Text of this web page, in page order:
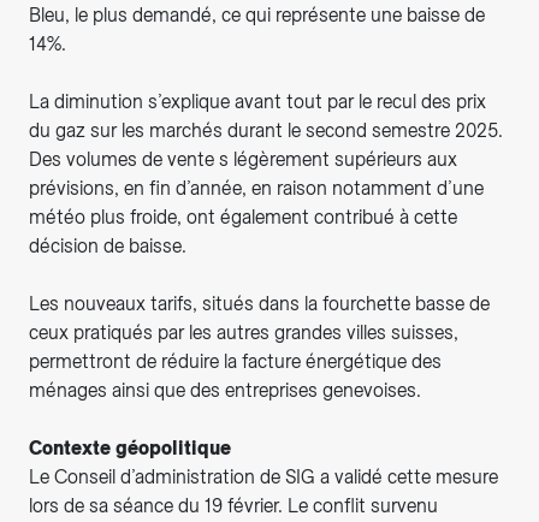
Bleu, le plus demandé, ce qui représente une baisse de
14%.
La diminution s’explique avant tout par le recul des prix
du gaz sur les marchés durant le second semestre 2025.
Des volumes de vente s légèrement supérieurs aux
prévisions, en fin d’année, en raison notamment d’une
météo plus froide, ont également contribué à cette
décision de baisse.
Les nouveaux tarifs, situés dans la fourchette basse de
ceux pratiqués par les autres grandes villes suisses,
permettront de réduire la facture énergétique des
ménages ainsi que des entreprises genevoises.
Contexte géopolitique
Le Conseil d’administration de SIG a validé cette mesure
lors de sa séance du 19 février. Le conflit survenu